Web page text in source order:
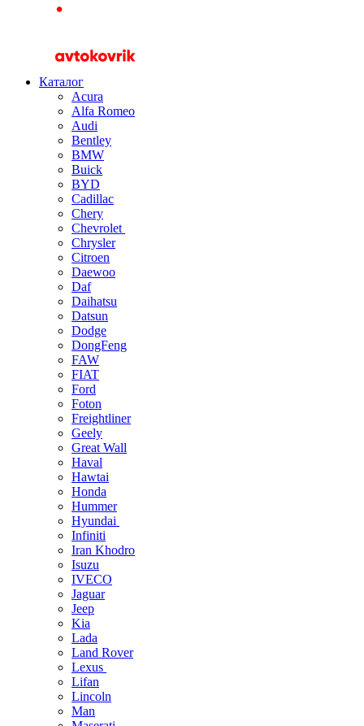
Каталог
Acura
Alfa Romeo
Audi
Bentley
BMW
Buick
BYD
Cadillac
Chery
Chevrolet
Chrysler
Citroen
Daewoo
Daf
Daihatsu
Datsun
Dodge
DongFeng
FAW
FIAT
Ford
Foton
Freightliner
Geely
Great Wall
Haval
Hawtai
Honda
Hummer
Hyundai
Infiniti
Iran Khodro
Isuzu
IVECO
Jaguar
Jeep
Kia
Lada
Land Rover
Lexus
Lifan
Lincoln
Man